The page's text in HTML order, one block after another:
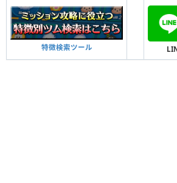
特徴検索ツール